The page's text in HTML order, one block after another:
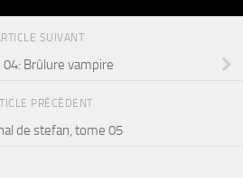
SUIVANT
Brûlure vampire
PRÉCÉDENT
de stefan, tome 05